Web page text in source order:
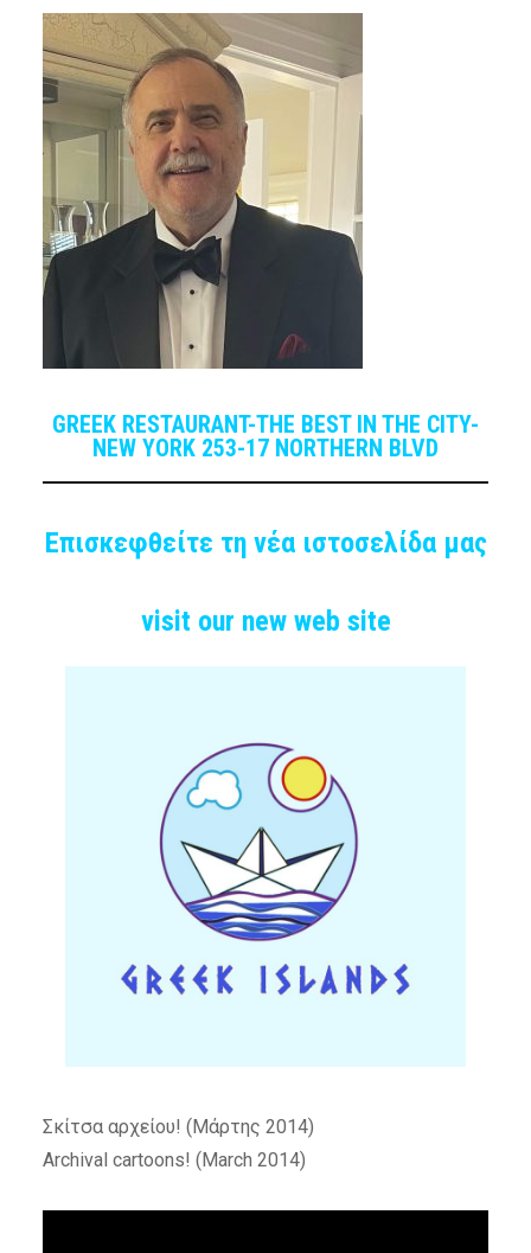
GREEK RESTAURANT-THE BEST IN THE CITY-
NEW YORK 253-17 NORTHERN BLVD
Επισκεφθείτε τη νέα ιστοσελίδα μας
visit our new web site
Σκίτσα αρχείου! (Μάρτης 2014)
Archival cartoons! (March 2014)